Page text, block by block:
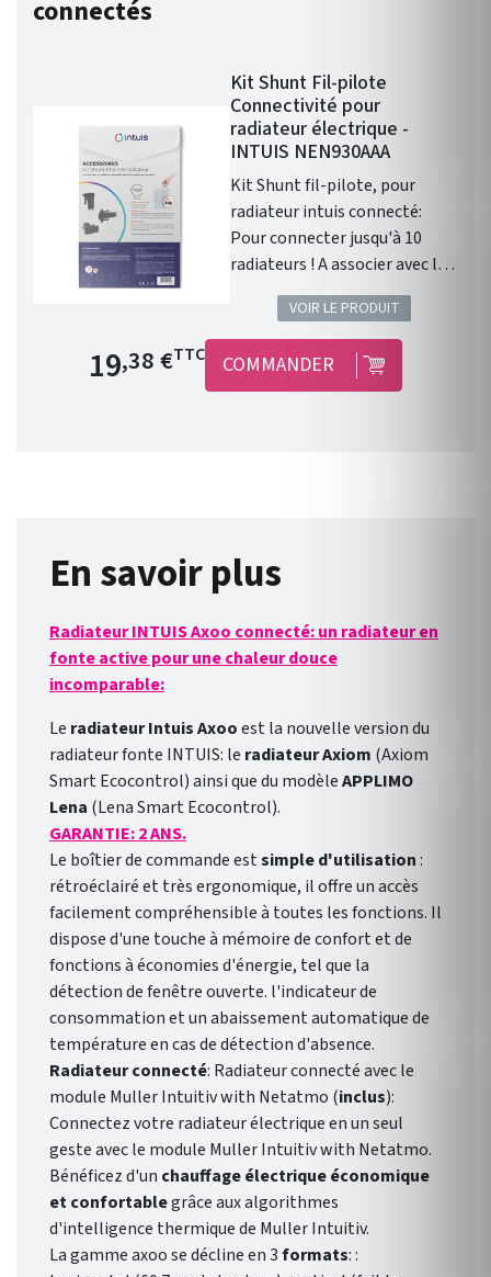
connectés
Kit Shunt Fil-pilote
Connectivité pour
radiateur électrique -
INTUIS NEN930AAA
Kit Shunt fil-pilote, pour
radiateur intuis connecté:
Pour connecter jusqu'à 10
radiateurs ! A associer avec le
module Intuis pour une
installation fil pilote. Kit
Shunt à insérer dans le
radiateur équipé du module de
connexion pour connecter
Intuitiv, Noirot, Airelec,
Campa et Applimo. Permet
information sur le cablage.
VOIR LE PRODUIT
Prix de base
19,38 €TTC COMMANDER
En savoir plus
Radiateur INTUIS Axoo connecté: un radiateur en
fonte active pour une chaleur douce
incomparable:
Le radiateur Intuis Axooest la nouvelle version du
radiateur fonte INTUIS: le radiateur Axiom (Axiom
Smart Ecocontrol) ainsi que du modèleAPPLIMO
Lena (Lena Smart Ecocontrol).
GARANTIE: 2 ANS.
Le boîtier de commande estsimple d'utilisation :
rétroéclairé et très ergonomique, il offre un accès
facilement compréhensible à toutes les fonctions. Il
dispose d'une touche à mémoire de confort et de
fonctions à économies d'énergie, tel que la
détection de fenêtre ouverte. l'indicateur de
consommation et un abaissement automatique de
température en cas de détection d'absence.
Radiateur connecté: Radiateur connecté avec le
module Muller Intuitiv with Netatmo (inclus):
Connectez votre radiateur électrique en un seul
geste avec le module Muller Intuitiv with Netatmo.
Bénéficez d'un chauffage électrique économique
et confortablegrâce aux algorithmes
d'intelligence thermique de Muller Intuitiv.
La gamme axoo se décline en 3formats: :